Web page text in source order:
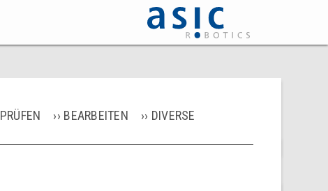
PRÜFEN BEARBEITEN DIVERSE